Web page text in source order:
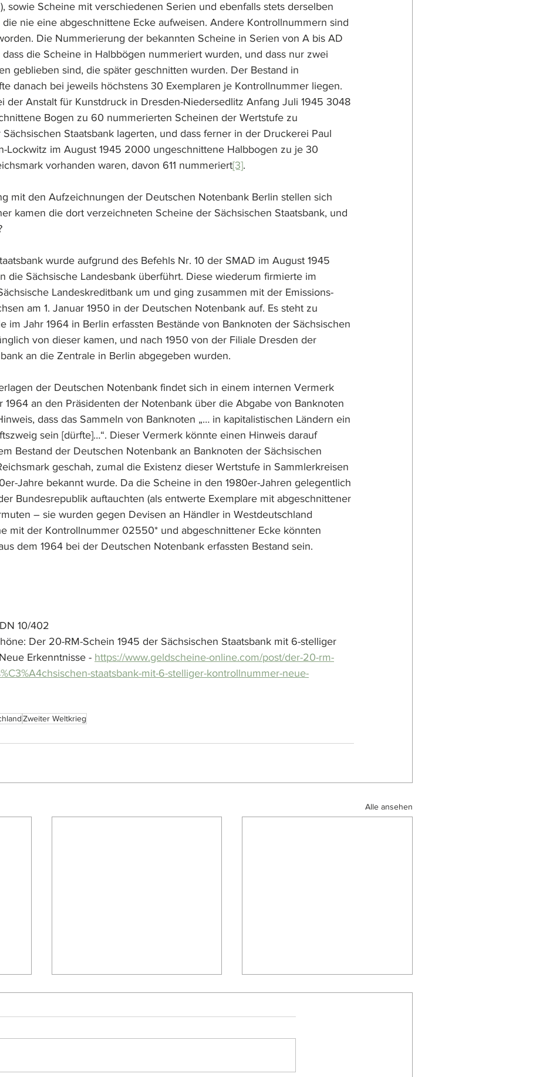
sowie Scheine mit verschiedenen Serien und ebenfalls stets derselben
nie eine abgeschnittene Ecke aufweisen. Andere Kontrollnummern sind
Die Nummerierung der bekannten Scheine in Serien von A bis AD
die Scheine in Halbbögen nummeriert wurden, und dass nur zwei
geblieben sind, die später geschnitten wurden. Der Bestand in
danach bei jeweils höchstens 30 Exemplaren je Kontrollnummer liegen.
der Anstalt für Kunstdruck in Dresden-Niedersedlitz Anfang Juli 1945 3048
Bogen zu 60 nummerierten Scheinen der Wertstufe zu
Staatsbank lagerten, und dass ferner in der Druckerei Paul
Lockwitz im August 1945 2000 ungeschnittene Halbbogen zu je 30
vorhanden waren, davon 611 nummeriert[3].
mit den Aufzeichnungen der Deutschen Notenbank Berlin stellen sich
kamen die dort verzeichneten Scheine der Sächsischen Staatsbank, und
wurde aufgrund des Befehls Nr. 10 der SMAD im August 1945
die Sächsische Landesbank überführt. Diese wiederum firmierte im
Landeskreditbank um und ging zusammen mit der Emissions-
am 1. Januar 1950 in der Deutschen Notenbank auf. Es steht zu
im Jahr 1964 in Berlin erfassten Bestände von Banknoten der Sächsischen
von dieser kamen, und nach 1950 von der Filiale Dresden der
an die Zentrale in Berlin abgegeben wurden.
der Deutschen Notenbank findet sich in einem internen Vermerk
1964 an den Präsidenten der Notenbank über die Abgabe von Banknoten
dass das Sammeln von Banknoten „… in kapitalistischen Ländern ein
sein [dürfte]…“. Dieser Vermerk könnte einen Hinweis darauf
Bestand der Deutschen Notenbank an Banknoten der Sächsischen
geschah, zumal die Existenz dieser Wertstufe in Sammlerkreisen
Jahre bekannt wurde. Da die Scheine in den 1980er-Jahren gelegentlich
Bundesrepublik auftauchten (als entwerte Exemplare mit abgeschnittener
– sie wurden gegen Devisen an Händler in Westdeutschland
mit der Kontrollnummer 02550* und abgeschnittener Ecke könnten
dem 1964 bei der Deutschen Notenbank erfassten Bestand sein.
10/402
Der 20-RM-Schein 1945 der Sächsischen Staatsbank mit 6-stelliger
Erkenntnisse - https://www.geldscheine-online.com/post/der-20-rm-
staatsbank-mit-6-stelliger-kontrollnummer-neue-
Zweiter Weltkrieg
Alle ansehen